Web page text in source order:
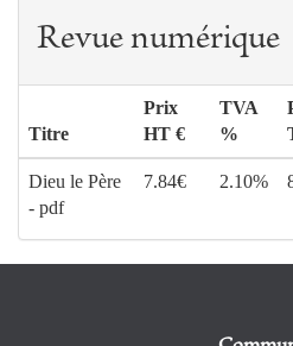
Revue numérique
Titre
Prix
HT €
TVA
%
Dieu le Père
- pdf
7.84€ 2.10%